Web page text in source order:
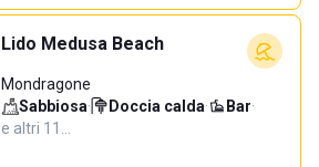
Lido Medusa Beach
Mondragone
Sabbiosa· Doccia calda· Bar·
e altri 11…